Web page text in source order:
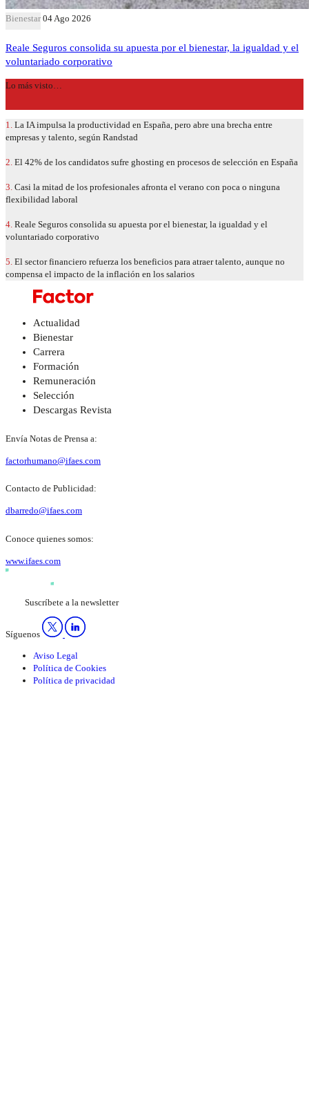
Bienestar 04 Ago 2026
Reale Seguros consolida su apuesta por el bienestar, la igualdad y el
voluntariado corporativo
Lo más visto…
1. La IA impulsa la productividad en España, pero abre una brecha entre
empresas y talento, según Randstad
2. El 42% de los candidatos sufre ghosting en procesos de selección en España
3. Casi la mitad de los profesionales afronta el verano con poca o ninguna
flexibilidad laboral
4. Reale Seguros consolida su apuesta por el bienestar, la igualdad y el
voluntariado corporativo
5. El sector financiero refuerza los beneficios para atraer talento, aunque no
compensa el impacto de la inflación en los salarios
Actualidad
Bienestar
Carrera
Formación
Remuneración
Selección
Descargas Revista
Envía Notas de Prensa a:
factorhumano@ifaes.com
Contacto de Publicidad:
dbarredo@ifaes.com
Conoce quienes somos:
www.ifaes.com
Suscríbete a la newsletter
Síguenos
Aviso Legal
Política de Cookies
Política de privacidad